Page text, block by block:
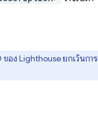
อง Lighthouse ยกเว้นกา